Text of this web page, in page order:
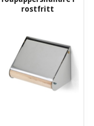
rostfritt